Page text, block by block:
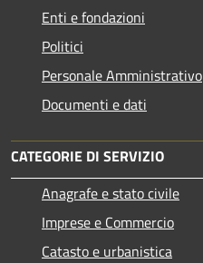
Enti e fondazioni
Politici
Personale Amministrativo
Documenti e dati
CATEGORIE DI SERVIZIO
Anagrafe e stato civile
Imprese e Commercio
Catasto e urbanistica